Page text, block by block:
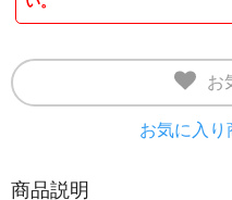
お
お気に入り
商品説明